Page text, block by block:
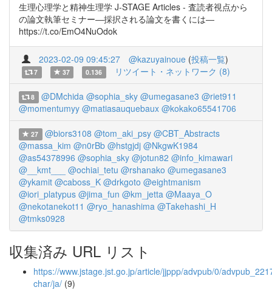
生理心理学と精神生理学 J-STAGE Articles - 査読者視点から
の論文執筆セミナー―採択される論文を書くには―
https://t.co/EmO4NuOdok
2023-02-09 09:45:27 @kazuyainoue (投稿一覧)
7 37 0.136 リツイート・ネットワーク (8)
8 @DMchida @sophia_sky @umegasane3 @riet911
@momentumyy @matiasauquebaux @kokako65541706
27 @biors3108 @tom_aki_psy @CBT_Abstracts
@massa_kim @n0rBb @hstgjdj @NkgwK1984
@as54378996 @sophia_sky @jotun82 @info_kimawari
@__kmt___
@ochiai_tetu @rshanako @umegasane3
@ykamit @caboss_K @drkgoto @eightmanism
@iori_platypus @jima_fun @km_jetta @Maaya_O
@nekotanekot11 @ryo_hanashima @Takehashi_H
@tmks0928
収集済み URL リスト
https://www.jstage.jst.go.jp/article/jjppp/advpub/0/
char/ja/ (9)